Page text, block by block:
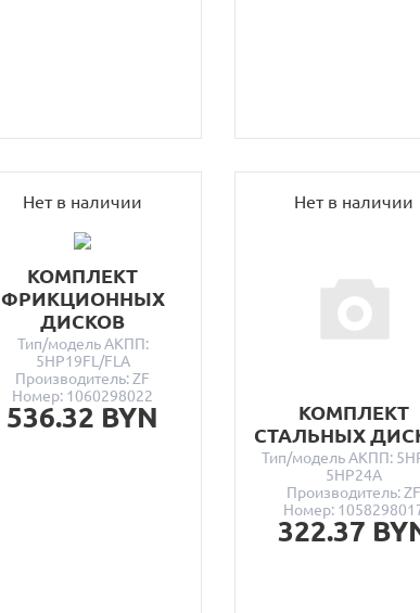
Нет в наличии
КОМПЛЕКТ
ФРИКЦИОННЫХ
ДИСКОВ
Тип/модель АКПП:
5HP19FL/FLA
Производитель: ZF
Номер: 1060298022
536.32 BYN
Нет в наличии
КОМПЛЕКТ
СТАЛЬНЫХ
Тип/модель АКПП:
5HP24A
Производитель: ZF
Номер:
322.37